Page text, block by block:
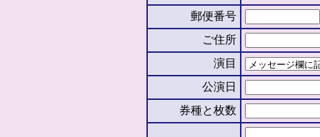
郵便番号
ご住所
演目
公演日
券種と枚数